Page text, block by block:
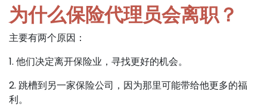
为什么保险代理员会离职？
主要有两个原因：
1. 他们决定离开保险业，寻找更好的机会。
2. 跳槽到另一家保险公司，因为那里可能带给他更多的福
利。